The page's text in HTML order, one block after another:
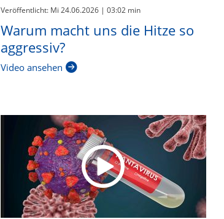
Veröffentlicht: Mi 24.06.2026| 03:02 min
Warum macht uns die Hitze so
aggressiv?
Video ansehen